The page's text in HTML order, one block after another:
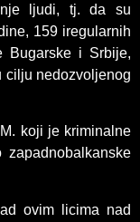
ljudi, tj. da su
159 iregularnih
Bugarske i Srbije,
cilju nedozvoljenog
koji je kriminalne
ovim licima nad